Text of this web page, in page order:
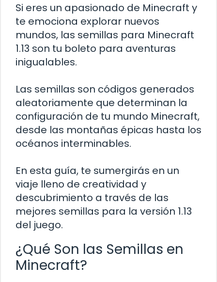
Si eres un apasionado de Minecraft y
te emociona explorar nuevos
mundos, las semillas para Minecraft
1.13 son tu boleto para aventuras
inigualables.
Las semillas son códigos generados
aleatoriamente que determinan la
configuración de tu mundo Minecraft,
desde las montañas épicas hasta los
océanos interminables.
En esta guía, te sumergirás en un
viaje lleno de creatividad y
descubrimiento a través de las
mejores semillas para la versión 1.13
del juego.
¿Qué Son las Semillas en
Minecraft?